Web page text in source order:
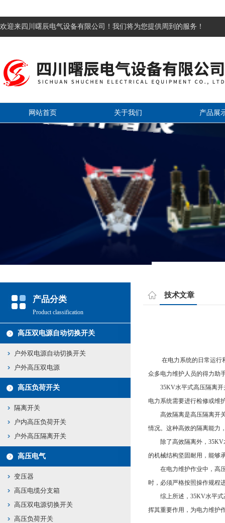
欢迎来四川曙辰电气设备有限公司！我们将为您提供周到的服务！
网站首页 关于我们 产品展
产品分类
Product classification
高压双电源自动切换开关
户外双电源自动切换开关
户外高压双电源
高压负荷开关
隔离开关
户内高压负荷开关
户外高压隔离开关
高压电气
变压器
高压电缆分支箱
高压双电源切换开关
高压负荷开关
技术文章
在电力系统的日常运行和
众多电力维护人员的得力助
35KV水平式高压隔离开关
电力系统需要进行检修或维
高效隔离是高压隔离开关
情况。这种高效的隔离能力
除了高效隔离外，35KV水
的机械结构坚固耐用，能够
在电力维护作业中，高压
时，必须严格按照操作规程
综上所述，35KV水平式高
挥其重要作用，为电力维护